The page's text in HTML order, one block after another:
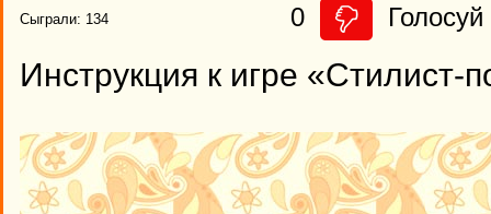
Сыграли: 134 0 Голосуй
Инструкция к игре